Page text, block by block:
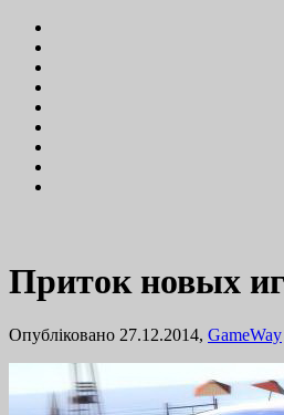
Приток новых
Опубліковано 27.12.2014, GameWay